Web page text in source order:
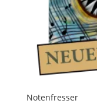
Notenfresser